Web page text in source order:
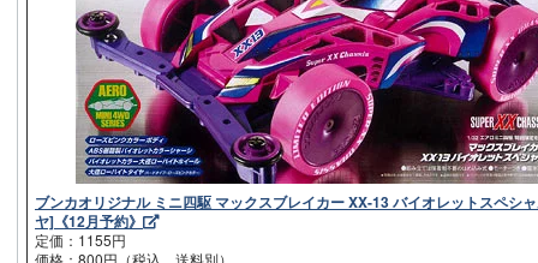
ブンカオリジナル ミニ四駆 マックスブレイカー XX-13 バイオレットスペシ
ヤ]《12月予約》
定価：1155円
価格：800円（税込、送料別）